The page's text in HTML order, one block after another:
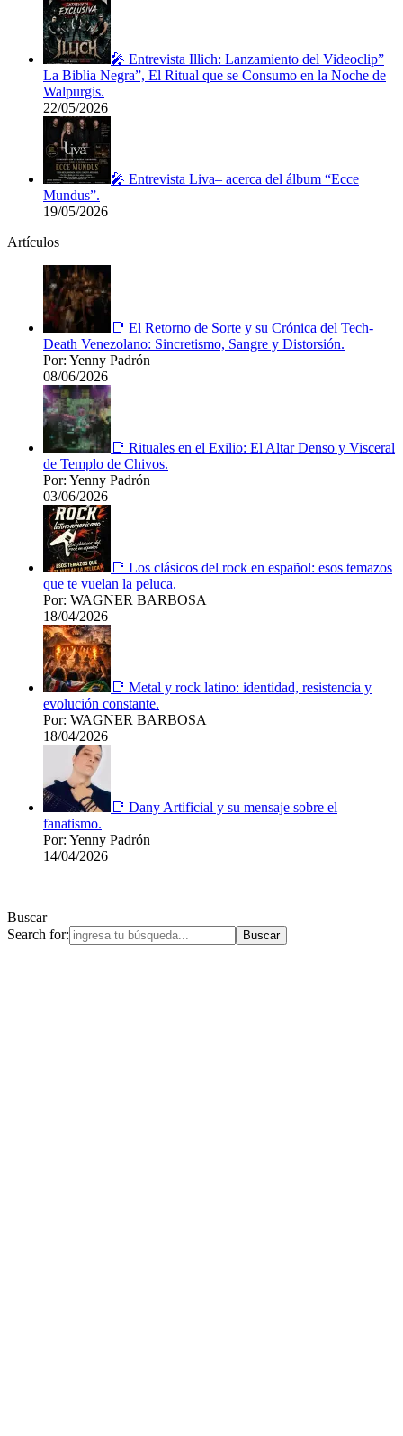
🎤 Entrevista Illich: Lanzamiento del Videoclip”
La Biblia Negra”, El Ritual que se Consumo en la Noche de
Walpurgis.
22/05/2026
🎤 Entrevista Liva– acerca del álbum “Ecce
Mundus”.
19/05/2026
Artículos
📑 El Retorno de Sorte y su Crónica del Tech-
Death Venezolano: Sincretismo, Sangre y Distorsión.
Por: Yenny Padrón
08/06/2026
📑 Rituales en el Exilio: El Altar Denso y Visceral
de Templo de Chivos.
Por: Yenny Padrón
03/06/2026
📑 Los clásicos del rock en español: esos temazos
que te vuelan la peluca.
Por: WAGNER BARBOSA
18/04/2026
📑 Metal y rock latino: identidad, resistencia y
evolución constante.
Por: WAGNER BARBOSA
18/04/2026
📑 Dany Artificial y su mensaje sobre el
fanatismo.
Por: Yenny Padrón
14/04/2026
Buscar
Search for: